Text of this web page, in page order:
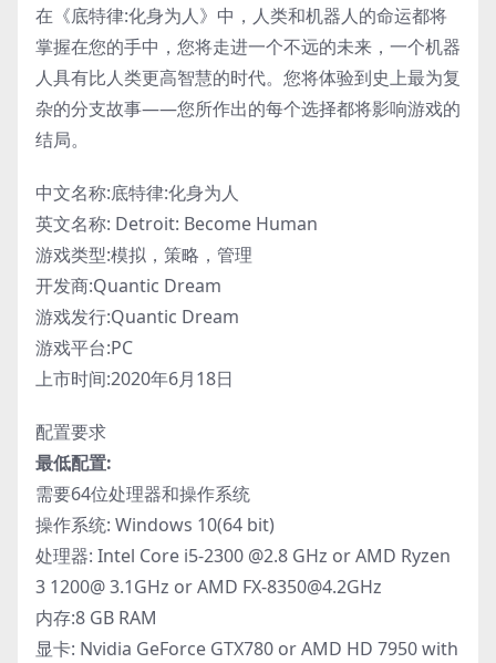
在《底特律:化身为人》中，人类和机器人的命运都将
掌握在您的手中，您将走进一个不远的未来，一个机器
人具有比人类更高智慧的时代。您将体验到史上最为复
杂的分支故事——您所作出的每个选择都将影响游戏的
结局。
中文名称:底特律:化身为人
英文名称: Detroit: Become Human
游戏类型:模拟，策略，管理
开发商:Quantic Dream
游戏发行:Quantic Dream
游戏平台:PC
上市时间:2020年6月18日
配置要求
最低配置:
需要64位处理器和操作系统
操作系统: Windows 10(64 bit)
处理器: Intel Core i5-2300 @2.8 GHz or AMD Ryzen
3 1200@ 3.1GHz or AMD FX-8350@4.2GHz
内存:8 GB RAM
显卡: Nvidia GeForce GTX780 or AMD HD 7950 with